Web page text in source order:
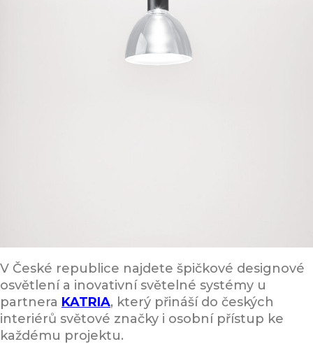
V České republice najdete špičkové designové
osvětlení a inovativní světelné systémy u
partnera KATRIA, který přináší do českých
interiérů světové značky i osobní přístup ke
každému projektu.